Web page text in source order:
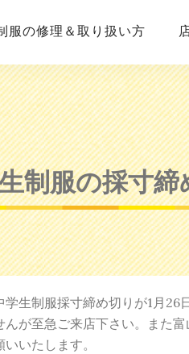
服の修理＆取り扱い方
制服の採寸締
生制服採寸締め切りが1月26
が至急ご来店下さい。また
いたします。